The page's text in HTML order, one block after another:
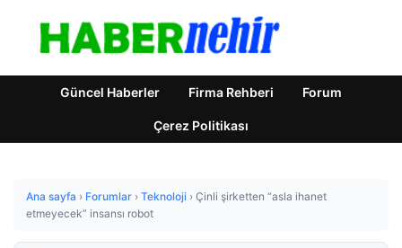
Güncel Haberler Firma Rehberi Forum
Çerez Politikası
Ana sayfa › Forumlar › Teknoloji › Çinli şirketten “asla ihanet
etmeyecek” insansı robot